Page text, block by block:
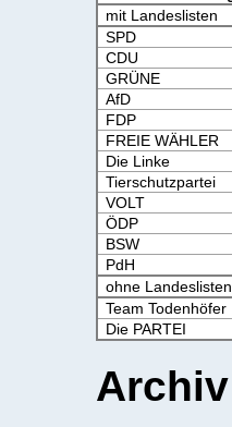
mit Landeslisten
SPD
CDU
GRÜNE
AfD
FDP
FREIE WÄHLER
Die Linke
Tierschutzpartei
VOLT
ÖDP
BSW
PdH
ohne Landeslisten
Team Todenhöfer
Die PARTEI
Archiv